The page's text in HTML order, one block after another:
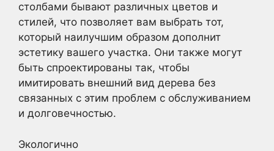
столбами бывают различных цветов и
стилей, что позволяет вам выбрать тот,
который наилучшим образом дополнит
эстетику вашего участка. Они также могут
быть спроектированы так, чтобы
имитировать внешний вид дерева без
связанных с этим проблем с обслуживанием
и долговечностью.
Экологично